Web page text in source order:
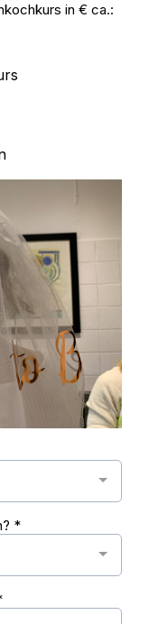
in € ca.:
*